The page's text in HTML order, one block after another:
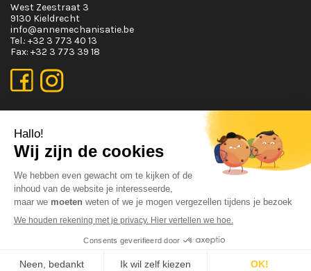
OPENINGSUREN
Maandag T.E.M. Vrijdag :
Zaterdag :
Van 08:00 tot 12:00
Zondag:
West Zeestraat 3
9130 Kieldrecht
info@annemechanisatie.be
Tel.: +32 3 773 40 13
Fax: +32 3 773 39 18